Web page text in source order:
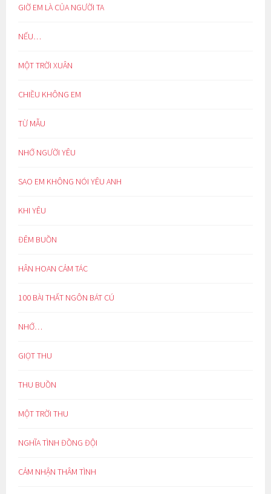
GIỜ EM LÀ CỦA NGƯỜI TA
NẾU…
MỘT TRỜI XUÂN
CHIỀU KHÔNG EM
TỪ MẪU
NHỚ NGƯỜI YÊU
SAO EM KHÔNG NÓI YÊU ANH
KHI YÊU
ĐÊM BUỒN
HÂN HOAN CẢM TÁC
100 BÀI THẤT NGÔN BÁT CÚ
NHỚ…
GIỌT THU
THU BUỒN
MỘT TRỜI THU
NGHĨA TÌNH ĐỒNG ĐỘI
CẢM NHẬN THÂM TÌNH